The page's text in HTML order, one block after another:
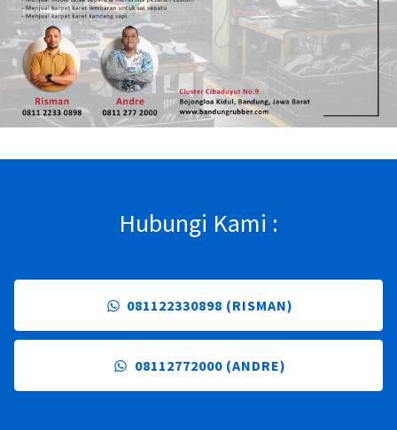
Hubungi Kami :
081122330898 (RISMAN)
08112772000 (ANDRE)